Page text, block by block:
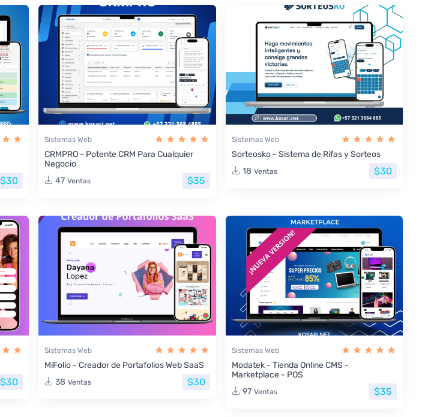
$30
Sistemas Web
CRMPRO - Potente CRM Para Cualquier
Negocio
47 Ventas $35
Sistemas Web
Sorteosko - Sistema de Rifas y Sorteos
18 Ventas $30
$30
Sistemas Web
MiFolio - Creador de Portafolios Web SaaS
38 Ventas $30
Sistemas Web
Modatek - Tienda Online CMS -
Marketplace - POS
97 Ventas $35